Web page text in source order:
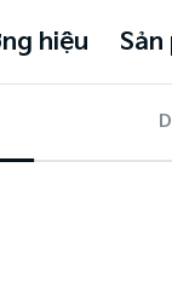
hiệu Sản